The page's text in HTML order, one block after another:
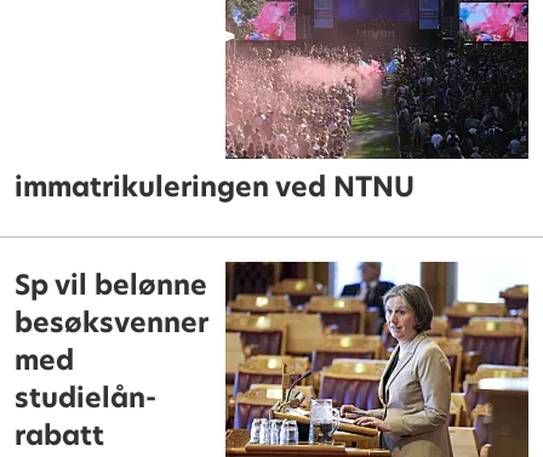
immatrikuleringen ved NTNU
Sp vil belønne
besøksvenner
med
studielån-
rabatt